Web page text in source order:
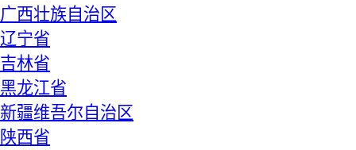
广西壮族自治区
辽宁省
吉林省
黑龙江省
新疆维吾尔自治区
陕西省